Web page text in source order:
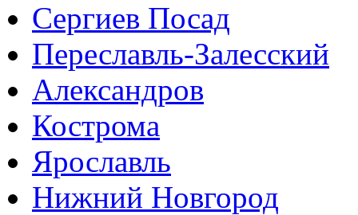
Сергиев Посад
Переславль-Залесский
Александров
Кострома
Ярославль
Нижний Новгород